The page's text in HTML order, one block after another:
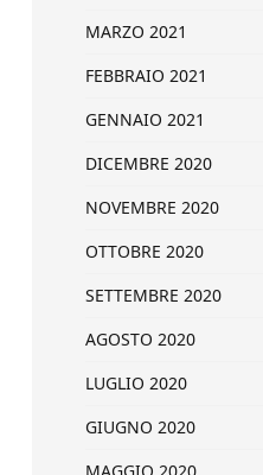
MARZO 2021
FEBBRAIO 2021
GENNAIO 2021
DICEMBRE 2020
NOVEMBRE 2020
OTTOBRE 2020
SETTEMBRE 2020
AGOSTO 2020
LUGLIO 2020
GIUGNO 2020
MAGGIO 2020